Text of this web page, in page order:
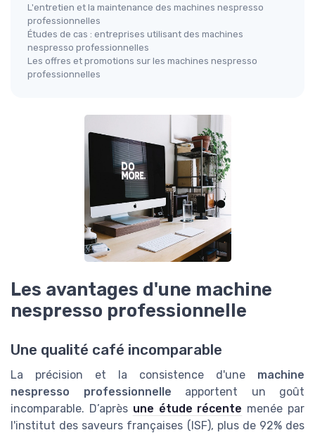
L'entretien et la maintenance des machines nespresso
professionnelles
Études de cas : entreprises utilisant des machines
nespresso professionnelles
Les offres et promotions sur les machines nespresso
professionnelles
Les avantages d'une machine
nespresso professionnelle
Une qualité café incomparable
La précision et la consistence d'une machine
nespresso professionnelle apportent un goût
incomparable. D’après une étude récente menée par
l'institut des saveurs françaises (ISF), plus de 92% des